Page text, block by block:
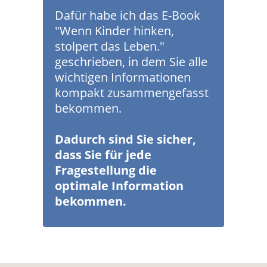
Dafür habe ich das E-Book
"Wenn Kinder hinken,
stolpert das Leben."
geschrieben, in dem Sie alle
wichtigen Informationen
kompakt zusammengefasst
bekommen.
Dadurch sind Sie sicher,
dass Sie für jede
Fragestellung die
optimale Information
bekommen.